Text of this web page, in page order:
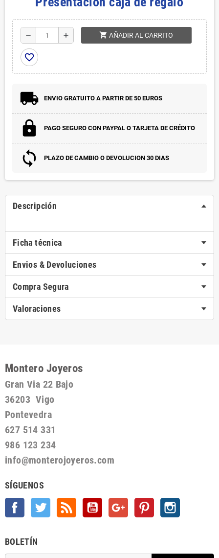
remove add shopping_cart AÑADIR AL CARRITO
favorite_border
ENVIO GRATUITO A PARTIR DE 50 EUROS
PAGO SEGURO CON PAYPAL O TARJETA DE CRÉDITO
PLAZO DE CAMBIO O DEVOLUCION 30 DIAS
Descripción
Ficha técnica
Envios & Devoluciones
Compra Segura
Valoraciones
Montero Joyeros
Gran Via 22 Bajo
36203 Vigo
Pontevedra
627 514 331
986 123 234
info@monterojoyeros.com
SÍGUENOS
Facebook Twitter YouTube Google + Pinterest
BOLETÍN